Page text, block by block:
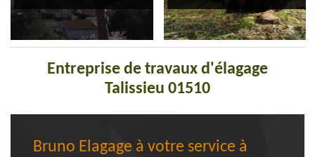
Entreprise de travaux d'élagage
Talissieu 01510
Bruno Elagage à votre service à